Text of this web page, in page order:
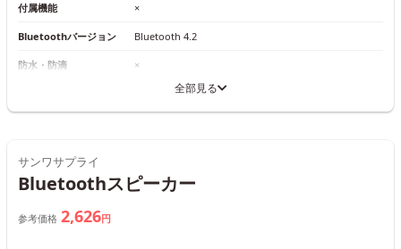
付属機能 ×
Bluetoothバージョン Bluetooth 4.2
防水・防滴 ×
全部見る
サンワサプライ
Bluetoothスピーカー
参考価格 2,626円